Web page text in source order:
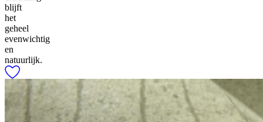
blijft
het
geheel
evenwichtig
en
natuurlijk.